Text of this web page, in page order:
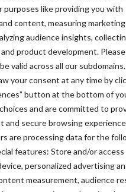
purposes like providing you with
content, measuring
audience insights,
product development.
valid across all our subdomains.
your consent at any time by
button at the bottom of
and are committed to
and secure browsing
are processing data for the
features: Store and/or access
personalized advertising
measurement, audience
grondprijs in de provincies
steeg in het tweede kwartaal
naar 94.500 euro per
euro per hectare. In Limburg
op 85.900 euro per hectare.
– het verhandelde areaal
landbouwgrond – varieert
1,21 procent in Groningen tot
met een jaar eerder is de